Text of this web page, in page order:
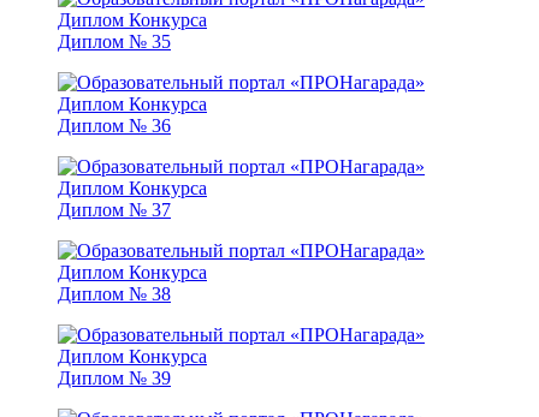
Диплом № 35
Диплом № 36
Диплом № 37
Диплом № 38
Диплом № 39